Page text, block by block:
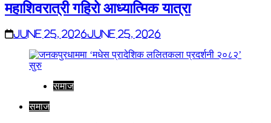
महाशिवरात्री गहिरो आध्यात्मिक यात्रा
June 25, 2026June 25, 2026
समाज
समाज